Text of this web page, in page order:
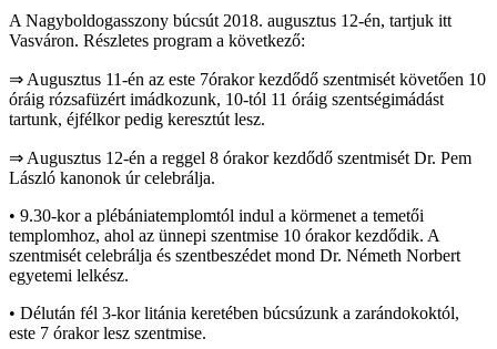
A Nagyboldogasszony búcsút 2018. augusztus 12-én, tartjuk itt
Vasváron. Részletes program a következő:
⇒ Augusztus 11-én az este 7órakor kezdődő szentmisét követően 10
óráig rózsafüzért imádkozunk, 10-tól 11 óráig szentségimádást
tartunk, éjfélkor pedig keresztút lesz.
⇒ Augusztus 12-én a reggel 8 órakor kezdődő szentmisét Dr. Pem
László kanonok úr celebrálja.
• 9.30-kor a plébániatemplomtól indul a körmenet a temetői
templomhoz, ahol az ünnepi szentmise 10 órakor kezdődik. A
szentmisét celebrálja és szentbeszédet mond Dr. Németh Norbert
egyetemi lelkész.
• Délután fél 3-kor litánia keretében búcsúzunk a zarándokoktól,
este 7 órakor lesz szentmise.